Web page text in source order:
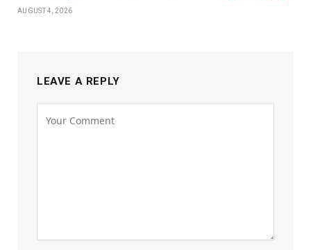
AUGUST 4, 2026
LEAVE A REPLY